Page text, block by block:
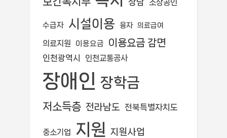
상담 소상공인
수급자 시설이용 융자 의료급여
의료지원 이용요금 이용요금 감면
인천광역시 인천교통공사
장애인 장학금
저소득층 전라남도 전북특별자치도
중소기업 지원 지원사업